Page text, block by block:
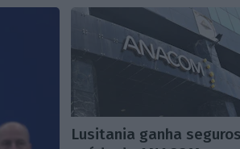
Lusitania ganha